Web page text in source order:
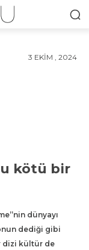
3 EKIM , 2024
kötü bir
dünyayı
dediği gibi
dizi kültür de